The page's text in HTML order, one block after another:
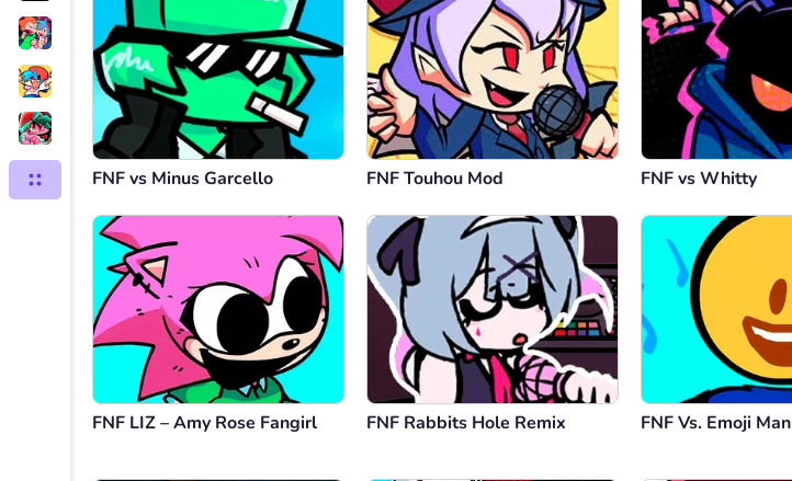
FNF vs Minus Garcello FNF Touhou Mod FNF vs Whitty
FNF LIZ – Amy Rose Fangirl FNF Rabbits Hole Remix FNF Vs. Emoji Man